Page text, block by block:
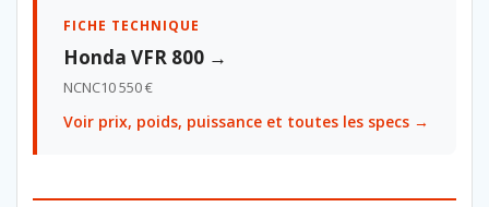
FICHE TECHNIQUE
Honda VFR 800 →
NCNC10 550 €
Voir prix, poids, puissance et toutes les specs →